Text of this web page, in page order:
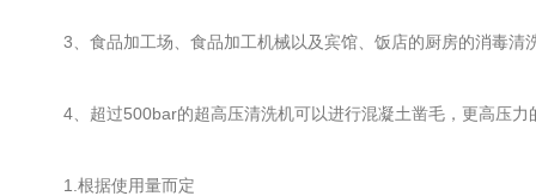
3、食品加工场、食品加工机械以及宾馆、饭店的厨房的消毒清
4、超过500bar的超高压清洗机可以进行混凝土凿毛，更高压力
1.根据使用量而定